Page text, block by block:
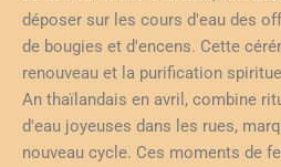
déposer sur les cours d'eau des
de bougies et d'encens. Cette
renouveau et la purification
An thaïlandais en avril, combine
d'eau joyeuses dans les rues,
nouveau cycle. Ces moments de